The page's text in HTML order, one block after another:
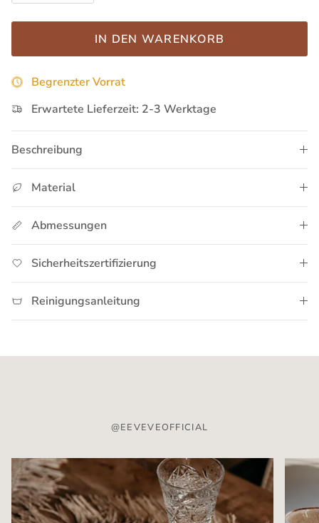
IN DEN WARENKORB
Begrenzter Vorrat
Erwartete Lieferzeit: 2-3 Werktage
Beschreibung
Material
Abmessungen
Sicherheitszertifizierung
Reinigungsanleitung
@EEVEVEOFFICIAL